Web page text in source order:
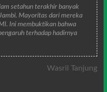
setahun terakhir banyak
Mayoritas dari mereka
Ini membuktikan bahwa
terhadap hadirnya
Wasril Tanjung